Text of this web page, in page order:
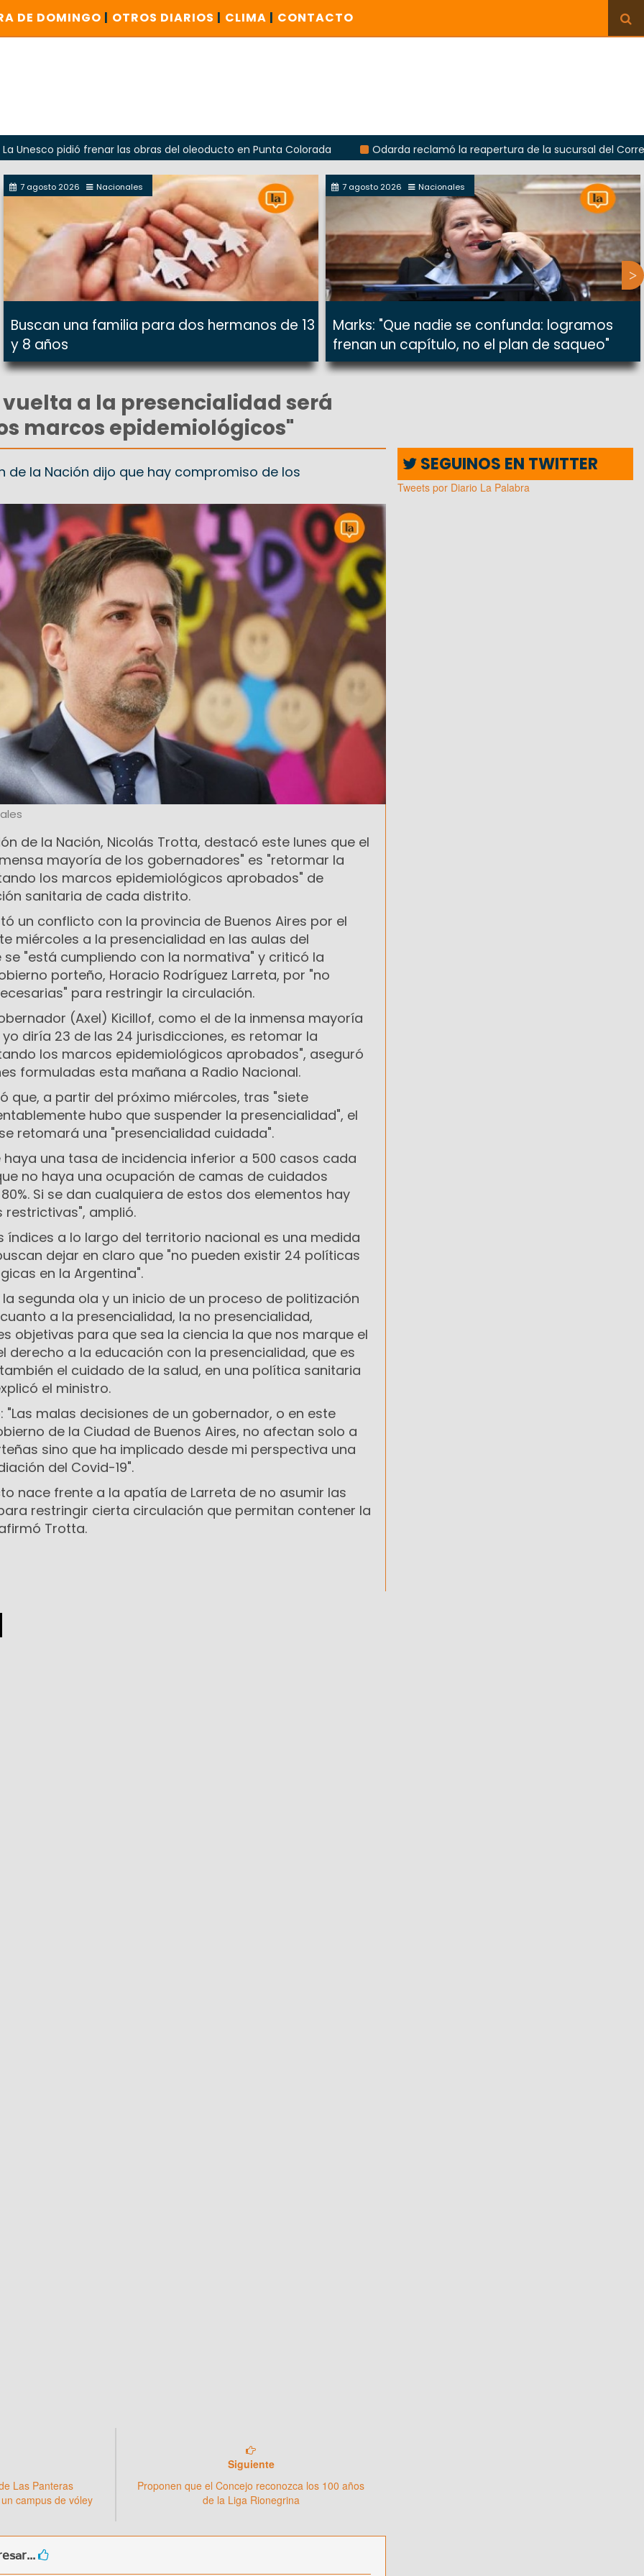
DE DOMINGO | OTROS DIARIOS | CLIMA | CONTACTO
frenar las obras del oleoducto en Punta Colorada
Odarda reclamó la reapertura de la sucursal del Correo
7 agosto 2026 Nacionales
Buscan una familia para dos hermanos de 13
y 8 años
7 agosto 2026 Nacionales
Marks: "Que nadie se confunda: logramos
frenan un capítulo, no el plan de saqueo"
a la presencialidad será
marcos epidemiológicos"
de la Nación dijo que hay compromiso de los
de la Nación, Nicolás Trotta, destacó este lunes que el
mayoría de los gobernadores" es "retormar la
los marcos epidemiológicos aprobados" de
sanitaria de cada distrito.
un conflicto con la provincia de Buenos Aires por el
miércoles a la presencialidad en las aulas del
"está cumpliendo con la normativa" y criticó la
porteño, Horacio Rodríguez Larreta, por "no
para restringir la circulación.
(Axel) Kicillof, como el de la inmensa mayoría
diría 23 de las 24 jurisdicciones, es retomar la
los marcos epidemiológicos aprobados", aseguró
formuladas esta mañana a Radio Nacional.
que, a partir del próximo miércoles, tras "siete
hubo que suspender la presencialidad", el
retomará una "presencialidad cuidada".
haya una tasa de incidencia inferior a 500 casos cada
no haya una ocupación de camas de cuidados
Si se dan cualquiera de estos dos elementos hay
amplió.
índices a lo largo del territorio nacional es una medida
dejar en claro que "no pueden existir 24 políticas
en la Argentina".
segunda ola y un inicio de un proceso de politización
a la presencialidad, la no presencialidad,
objetivas para que sea la ciencia la que nos marque el
derecho a la educación con la presencialidad, que es
el cuidado de la salud, en una política sanitaria
el ministro.
"Las malas decisiones de un gobernador, o en este
de la Ciudad de Buenos Aires, no afectan solo a
sino que ha implicado desde mi perspectiva una
del Covid-19".
nace frente a la apatía de Larreta de no asumir las
restringir cierta circulación que permitan contener la
Trotta.
Las Panteras
campus de vóley
Siguiente
Proponen que el Concejo reconozca los 100 años
de la Liga Rionegrina
SEGUINOS EN TWITTER
Tweets por Diario La Palabra